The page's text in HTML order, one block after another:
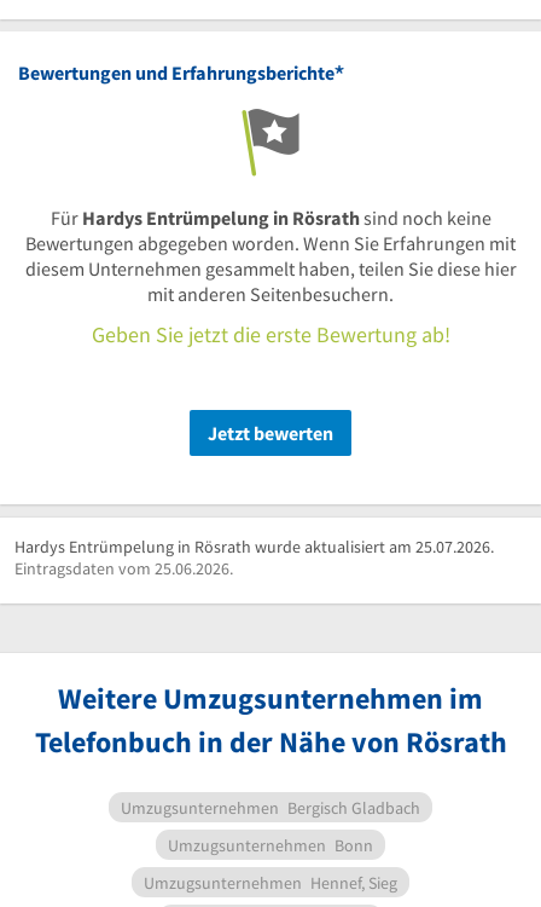
Uhr
22
bis
Uhr
Bewertungen und Erfahrungsberichte*
Für Hardys Entrümpelung in Rösrathsind noch keine
Bewertungen abgegeben worden. Wenn Sie Erfahrungen mit
diesem Unternehmen gesammelt haben, teilen Sie diese hier
mit anderen Seitenbesuchern.
Geben Sie jetzt die erste Bewertung ab!
Jetzt bewerten
Hardys Entrümpelung in Rösrath wurde aktualisiert am 25.07.2026.
Eintragsdaten vom 25.06.2026.
Weitere Umzugsunternehmen im
Telefonbuch in der Nähe von Rösrath
Umzugsunternehmen Bergisch Gladbach
Umzugsunternehmen Bonn
Umzugsunternehmen Hennef, Sieg